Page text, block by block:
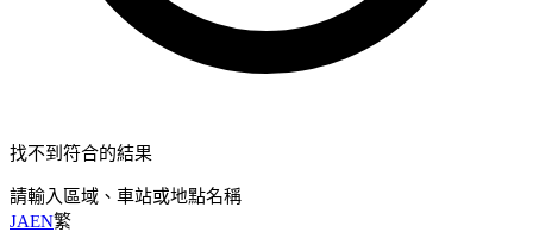
找不到符合的結果
請輸入區域、車站或地點名稱
JAEN繁